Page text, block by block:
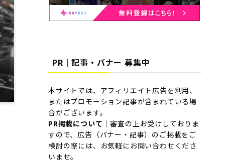
PR｜記事・バナー 募集中
本サイトでは、アフィリエイト広告を利用、
またはプロモーション記事が含まれている場
合がございます。
PR掲載について ｜審査の上お受けしておりま
すので、広告（バナー・記事）のご掲載をご
検討の際には、お気軽にお問い合わせくださ
いませ。